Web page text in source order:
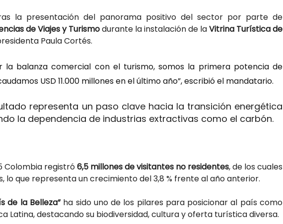
la presentación del panorama positivo del sector por parte de
de Viajes y Turismodurante la instalación de laVitrina Turística de
Paula Cortés.
la balanza comercial con el turismo, somos la primera potencia de
USD 11.000 millones en el último año”, escribió el mandatario.
representa un paso clave hacia la transición energética
la dependencia de industrias extractivas como el carbón.
Colombia registró6,5 millones de visitantes no residentes, de los cuales
lo que representa un crecimiento del 3,8 % frente al año anterior.
de la Belleza”ha sido uno de los pilares para posicionar al país como
Latina, destacando su biodiversidad, cultura y oferta turística diversa.